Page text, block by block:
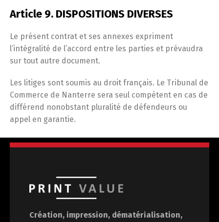
Article 9. DISPOSITIONS DIVERSES
Le présent contrat et ses annexes expriment
l’intégralité de l’accord entre les parties et prévaudra
sur tout autre document.
Les litiges sont soumis au droit français. Le Tribunal de
Commerce de Nanterre sera seul compétent en cas de
différend nonobstant pluralité de défendeurs ou
appel en garantie.
Création, impression, dématérialisation,